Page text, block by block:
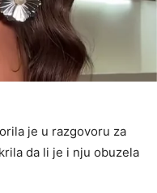
je u razgovoru za
da li je i nju obuzela